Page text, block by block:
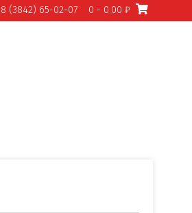
8 (3842) 65-02-07 0 - 0.00 ₽